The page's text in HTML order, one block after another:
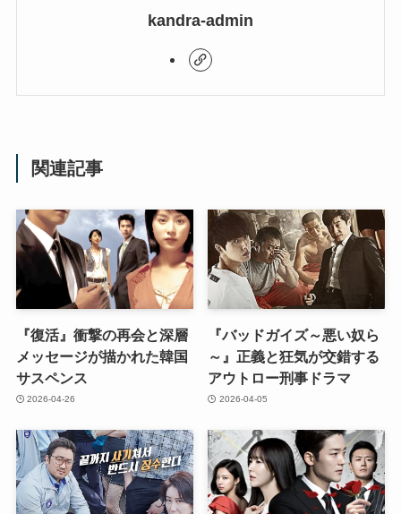
kandra-admin
関連記事
『復活』衝撃の再会と深層
メッセージが描かれた韓国
サスペンス
2026-04-26
『バッドガイズ～悪い奴ら
～』正義と狂気が交錯する
アウトロー刑事ドラマ
2026-04-05